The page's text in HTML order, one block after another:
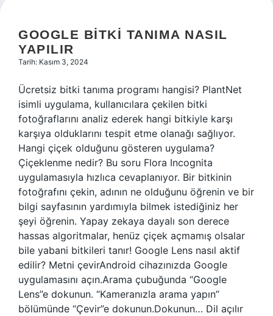
GOOGLE BITKI TANIMA NASIL
YAPILIR
Tarih: Kasım 3, 2024
Ücretsiz bitki tanıma programı hangisi? PlantNet
isimli uygulama, kullanıcılara çekilen bitki
fotoğraflarını analiz ederek hangi bitkiyle karşı
karşıya olduklarını tespit etme olanağı sağlıyor.
Hangi çiçek olduğunu gösteren uygulama?
Çiçeklenme nedir? Bu soru Flora Incognita
uygulamasıyla hızlıca cevaplanıyor. Bir bitkinin
fotoğrafını çekin, adının ne olduğunu öğrenin ve bir
bilgi sayfasının yardımıyla bilmek istediğiniz her
şeyi öğrenin. Yapay zekaya dayalı son derece
hassas algoritmalar, henüz çiçek açmamış olsalar
bile yabani bitkileri tanır! Google Lens nasıl aktif
edilir? Metni çevirAndroid cihazınızda Google
uygulamasını açın.Arama çubuğunda “Google
Lens”e dokunun. “Kameranızla arama yapın”
bölümünde “Çevir”e dokunun.Dokunun… Dil açılır